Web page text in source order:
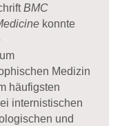
BMC
konnte
Medizin
häufigsten
internistischen
und